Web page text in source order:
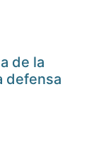
de la
defensa